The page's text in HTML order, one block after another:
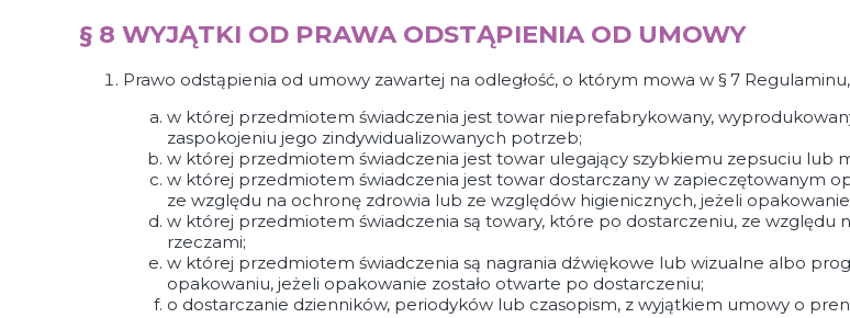
§ 8 WYJĄTKI OD PRAWA ODSTĄPIENIA OD UMOWY
Prawo odstąpienia od umowy zawartej na odległość, o którym mowa w § 7
w której przedmiotem świadczenia jest towar nieprefabrykowany,
zaspokojeniu jego zindywidualizowanych potrzeb;
w której przedmiotem świadczenia jest towar ulegający szybkiemu zepsuciu lub
w której przedmiotem świadczenia jest towar dostarczany w zapieczętowanym
ze względu na ochronę zdrowia lub ze względów higienicznych, jeżeli
w której przedmiotem świadczenia są towary, które po dostarczeniu, ze względu
rzeczami;
w której przedmiotem świadczenia są nagrania dźwiękowe lub wizualne albo
opakowaniu, jeżeli opakowanie zostało otwarte po dostarczeniu;
o dostarczanie dzienników, periodyków lub czasopism, z wyjątkiem umowy o